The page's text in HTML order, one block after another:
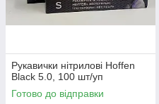
Рукавички нітрилові Hoffen
Black 5.0, 100 шт/уп
Готово до відправки